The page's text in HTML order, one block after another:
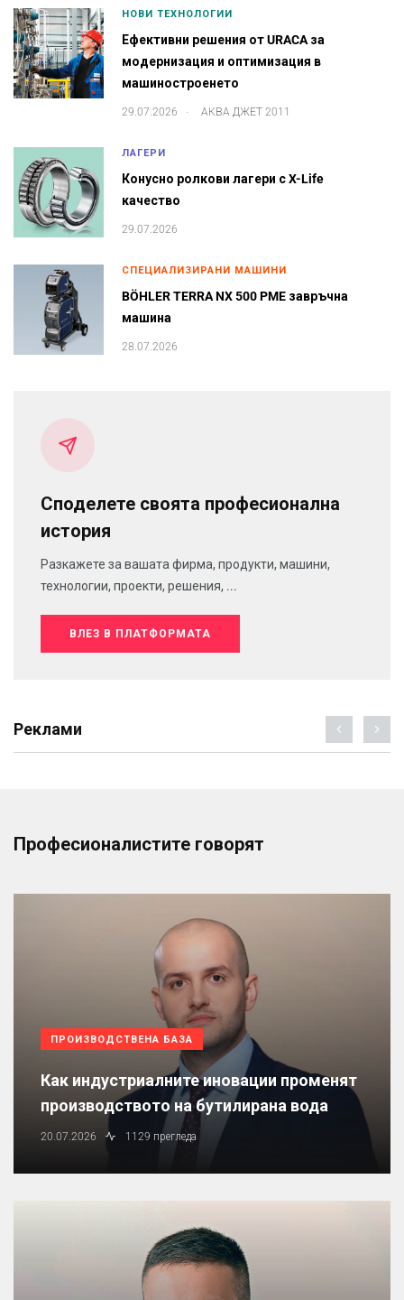
НОВИ ТЕХНОЛОГИИ
Ефективни решения от URACA за
модернизация и оптимизация в
машиностроенето
29.07.2026 АКВА ДЖЕТ 2011
ЛАГЕРИ
Конусно ролкови лагери с X-Life
качество
29.07.2026
СПЕЦИАЛИЗИРАНИ МАШИНИ
BÖHLER TERRA NX 500 PME завръчна
машина
28.07.2026
Споделете своята професионална
история
Разкажете за вашата фирма, продукти, машини,
технологии, проекти, решения, ...
ВЛЕЗ В ПЛАТФОРМАТА
Реклами
Професионалистите говорят
ПРОИЗВОДСТВЕНА БАЗА
Как индустриалните иновации променят
производството на бутилирана вода
20.07.2026 1129 прегледа